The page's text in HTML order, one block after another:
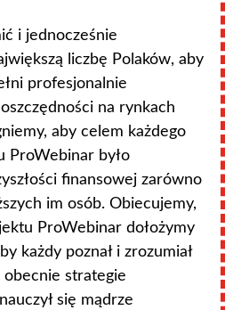
i jednocześnie
liczbę Polaków, aby
profesjonalnie
na rynkach
aby celem każdego
ProWebinar było
finansowej zarówno
im osób. Obiecujemy,
ProWebinar dołożymy
każdy poznał i zrozumiał
obecnie strategie
się mądrze